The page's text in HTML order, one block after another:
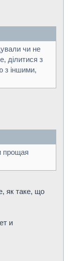
чи не
ділитися з
з іншими,
прощая
як таке, що
и